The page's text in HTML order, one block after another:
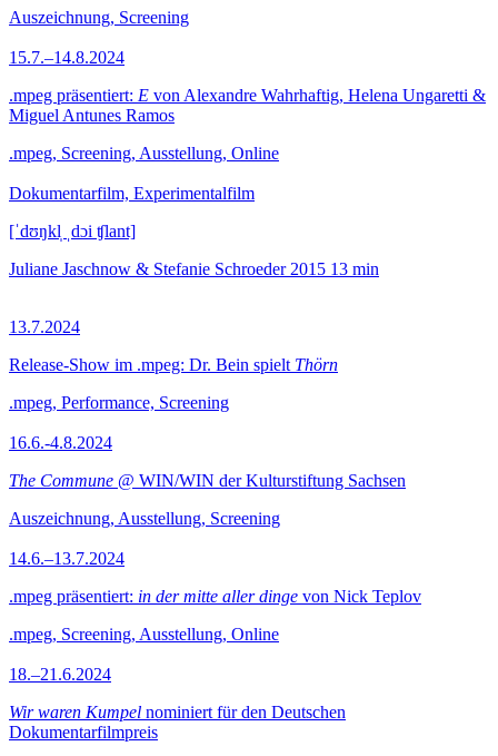
Auszeichnung, Screening
15.7.–14.8.2024
.mpeg präsentiert: E von Alexandre Wahrhaftig, Helena Ungaretti &
Miguel Antunes Ramos
.mpeg, Screening, Ausstellung, Online
Dokumentarfilm, Experimentalfilm
[ˈdʊŋkl̩ ˌdɔi ʧlant]
Juliane Jaschnow & Stefanie Schroeder 2015 13 min
13.7.2024
Release-Show im .mpeg: Dr. Bein spielt Thörn
.mpeg, Performance, Screening
16.6.-4.8.2024
The Commune @ WIN/WIN der Kulturstiftung Sachsen
Auszeichnung, Ausstellung, Screening
14.6.–13.7.2024
.mpeg präsentiert: in der mitte aller dinge von Nick Teplov
.mpeg, Screening, Ausstellung, Online
18.–21.6.2024
Wir waren Kumpel nominiert für den Deutschen
Dokumentarfilmpreis